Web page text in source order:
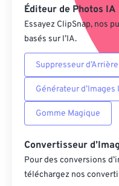
Depuis
Depuis
Éditeur de Photos IA
Essayez ClipSnap, nos
basés sur l’IA.
Suppresseur
Générateur d’Images
Gomme Magique
Convertisseur
Pour des conversions
téléchargez nos